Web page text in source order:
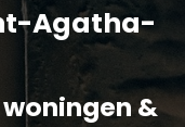
Agatha-
&